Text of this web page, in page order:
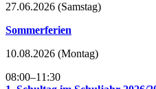
27.06.2026 (Samstag)
Sommerferien
10.08.2026 (Montag)
08:00–11:30